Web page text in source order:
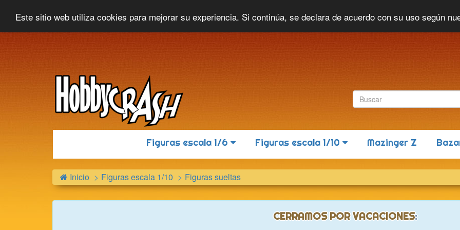
Este sitio web utiliza cookies para mejorar su experiencia. Si continúa, se declara de acuerdo con su uso según
Hobbycrash Novedades Contacto Idioma actual: Español
Figuras escala 1/6 Figuras escala 1/10 Mazinger Z
Inicio Figuras escala 1/10 Figuras sueltas
CERRAMOS POR VACACIONES: